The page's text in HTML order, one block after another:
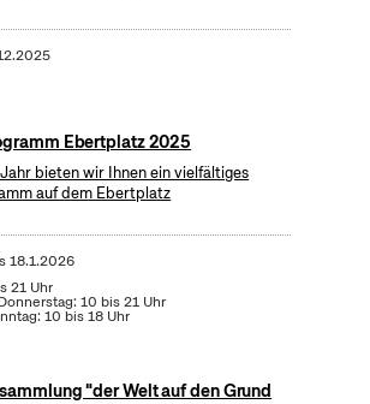
Ebertplatz 2025
bieten wir Ihnen ein vielfältiges
auf dem Ebertplatz
18.1.2026
21 Uhr
10 bis 21 Uhr
10 bis 18 Uhr
"der Welt auf den Grund